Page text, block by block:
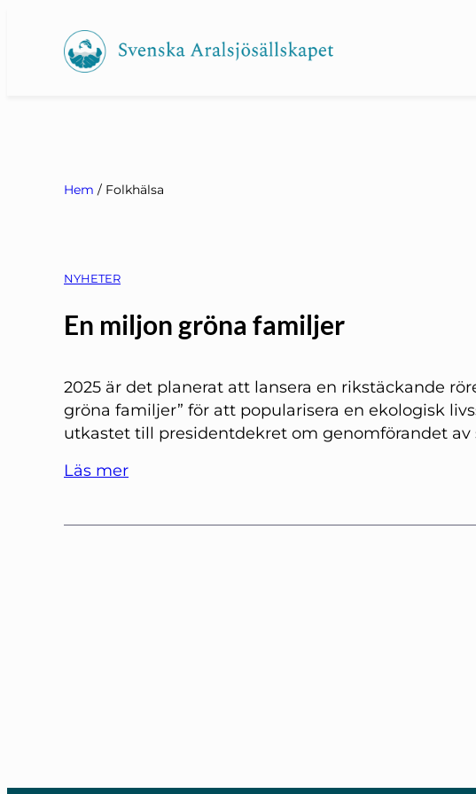
innehåll
Hem / Folkhälsa
NYHETER
En miljon gröna familjer
2025 är det planerat att lansera en rikstäckande
gröna familjer” för att popularisera en ekologisk
utkastet till presidentdekret om genomförandet av
Läs mer